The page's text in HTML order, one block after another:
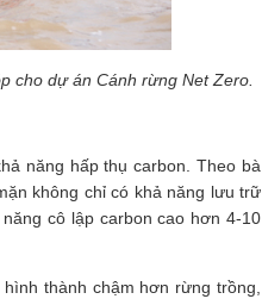
cho dự án Cánh rừng Net Zero.
năng hấp thụ carbon. Theo bà
không chỉ có khả năng lưu trữ
cô lập carbon cao hơn 4-10
thành chậm hơn rừng trồng,